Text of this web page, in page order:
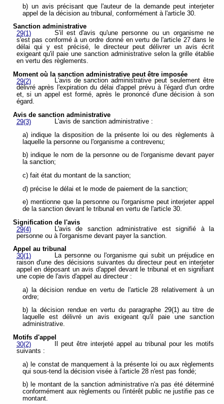
b) un avis précisant que l'auteur de la demande peut interjeter
appel de la décision au tribunal, conformément à l'article 30.
Sanction administrative
29(1)
S'il est d'avis qu'une personne ou un organisme ne
s'est pas conformé à un ordre donné en vertu de l'article 27 dans le
délai qui y est précisé, le directeur peut délivrer un avis écrit
exigeant qu'il paie une sanction administrative selon la grille établie
en vertu des règlements.
Moment où la sanction administrative peut être imposée
29(2)
L'avis de sanction administrative peut seulement être
délivré après l'expiration du délai d'appel prévu à l'égard d'un ordre
et, si un appel est formé, après le prononcé d'une décision à son
égard.
Avis de sanction administrative
29(3)
L'avis de sanction administrative :
a) indique la disposition de la présente loi ou des règlements à
laquelle la personne ou l'organisme a contrevenu;
b) indique le nom de la personne ou de l'organisme devant payer
la sanction;
c) fait état du montant de la sanction;
d) précise le délai et le mode de paiement de la sanction;
e) mentionne que la personne ou l'organisme peut interjeter appel
de la sanction devant le tribunal en vertu de l'article 30.
Signification de l'avis
29(4)
L'avis de sanction administrative est signifié à la
personne ou à l'organisme devant payer la sanction.
Appel au tribunal
30(1)
La personne ou l'organisme qui subit un préjudice en
raison d'une des décisions suivantes du directeur peut en interjeter
appel en déposant un avis d'appel devant le tribunal et en signifiant
une copie de l'avis d'appel au directeur :
a) la décision rendue en vertu de l'article 28 relativement à un
ordre;
b) la décision rendue en vertu du paragraphe 29(1) au titre de
laquelle est délivré un avis exigeant qu'il paie une sanction
administrative.
Motifs d'appel
30(2)
Il peut être interjeté appel au tribunal pour les motifs
suivants :
a) le constat de manquement à la présente loi ou aux règlements
qui sous-tend la décision visée à l'article 28 n'est pas fondé;
b) le montant de la sanction administrative n'a pas été déterminé
conformément aux règlements ou l'intérêt public ne justifie pas ce
montant.